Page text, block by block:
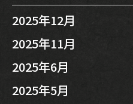
2025年12月
2025年11月
2025年6月
2025年5月